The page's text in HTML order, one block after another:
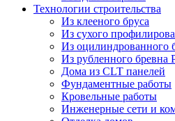
Технологии строительства
Из клееного бруса
Из сухого
Из оцилиндрованного
Из рубленного бревна
Дома из CLT панелей
Фундаментные работы
Кровельные работы
Инженерные сети и